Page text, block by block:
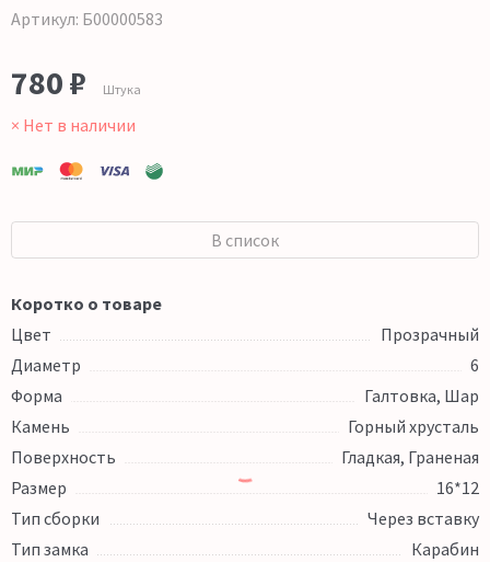
Артикул: Б00000583
780 ₽ Штука
× Нет в наличии
В список
Коротко о товаре
Цвет
Прозрачный
Диаметр
6
Форма
Галтовка, Шар
Камень
Горный хрусталь
Поверхность
Гладкая, Граненая
Размер
16*12
Тип сборки
Через вставку
Тип замка
Карабин